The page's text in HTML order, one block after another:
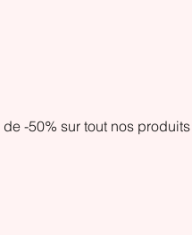
-50% sur tout nos